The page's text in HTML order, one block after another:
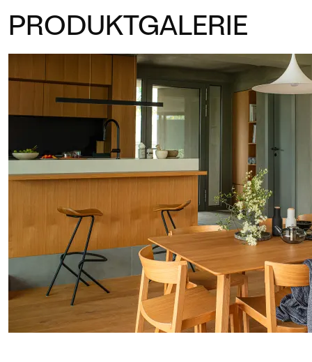
PRODUKTGALERIE